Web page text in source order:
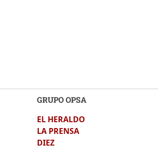
GRUPO OPSA
EL HERALDO
LA PRENSA
DIEZ